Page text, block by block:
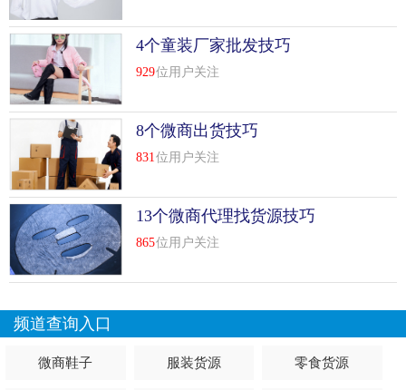
个人都有机会成为入口，不受各种平台的限制，我真的自己
做主。微信小程序给了我们太多的机会，但我觉得“去中心
化”才是小程序带来的巨大机会。
2.小程序的制胜点在于产品和服务
小程序开发是要做的第一步，但我个人认为你需要弄清楚我
们需要开发什么样的小程序。产品和服务是小程序未来发展
的重中之重。
在我之前的文章里，我有一个观点。小程序在一定程度上降
低了我们的发展门槛和营销基因。微信团队希望小程序开发
者专注于产品创新，产品和服务的区别是未来小程序成功的
关键。
3.小程序应该用来成为自己的思维
前段时间看到业内人士有这样的看法，他们认为小程序并不
4个童装厂家批发技巧
929位用户关注
8个微商出货技巧
831 位用户关注
13个微商代理找货源技巧
865位用户关注
频道查询入口
微商鞋子 服装货源 零食货源